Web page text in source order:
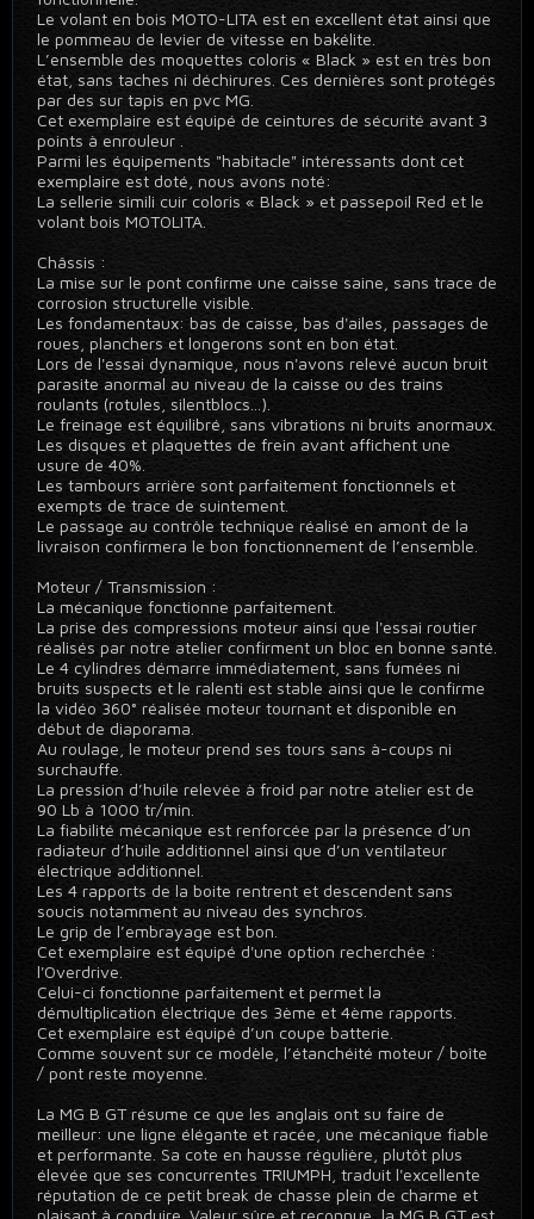
Le volant en bois MOTO-LITA est en excellent état ainsi que
le pommeau de levier de vitesse en bakélite.
L’ensemble des moquettes coloris « Black » est en très bon
état, sans taches ni déchirures. Ces dernières sont protégés
par des sur tapis en pvc MG.
Cet exemplaire est équipé de ceintures de sécurité avant 3
points à enrouleur .
Parmi les équipements "habitacle" intéressants dont cet
exemplaire est doté, nous avons noté:
La sellerie simili cuir coloris « Black » et passepoil Red et le
volant bois MOTOLITA.
Châssis :
La mise sur le pont confirme une caisse saine, sans trace de
corrosion structurelle visible.
Les fondamentaux: bas de caisse, bas d'ailes, passages de
roues, planchers et longerons sont en bon état.
Lors de l'essai dynamique, nous n'avons relevé aucun bruit
parasite anormal au niveau de la caisse ou des trains
roulants (rotules, silentblocs...).
Le freinage est équilibré, sans vibrations ni bruits anormaux.
Les disques et plaquettes de frein avant affichent une
usure de 40%.
Les tambours arrière sont parfaitement fonctionnels et
exempts de trace de suintement.
Le passage au contrôle technique réalisé en amont de la
livraison confirmera le bon fonctionnement de l’ensemble.
Moteur / Transmission :
La mécanique fonctionne parfaitement.
La prise des compressions moteur ainsi que l'essai routier
réalisés par notre atelier confirment un bloc en bonne santé.
Le 4 cylindres démarre immédiatement, sans fumées ni
bruits suspects et le ralenti est stable ainsi que le confirme
la vidéo 360° réalisée moteur tournant et disponible en
début de diaporama.
Au roulage, le moteur prend ses tours sans à-coups ni
surchauffe.
La pression d’huile relevée à froid par notre atelier est de
90 Lb à 1000 tr/min.
La fiabilité mécanique est renforcée par la présence d’un
radiateur d’huile additionnel ainsi que d’un ventilateur
électrique additionnel.
Les 4 rapports de la boite rentrent et descendent sans
soucis notamment au niveau des synchros.
Le grip de l’embrayage est bon.
Cet exemplaire est équipé d'une option recherchée :
l'Overdrive.
Celui-ci fonctionne parfaitement et permet la
démultiplication électrique des 3ème et 4ème rapports.
Cet exemplaire est équipé d’un coupe batterie.
Comme souvent sur ce modèle, l’étanchéité moteur / boîte
/ pont reste moyenne.
La MG B GT résume ce que les anglais ont su faire de
meilleur: une ligne élégante et racée, une mécanique fiable
et performante. Sa cote en hausse régulière, plutôt plus
élevée que ses concurrentes TRIUMPH, traduit l'excellente
réputation de ce petit break de chasse plein de charme et
plaisant à conduire. Valeur sûre et reconnue, la MG B GT est